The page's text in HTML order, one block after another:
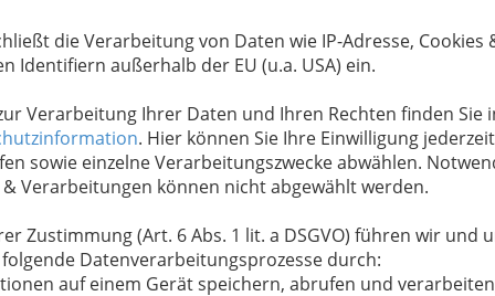
die Verarbeitung von Daten wie IP-Adresse, Cookies
Identifiern außerhalb der EU (u.a. USA) ein.
Verarbeitung Ihrer Daten und Ihren Rechten finden Sie
. Hier können Sie Ihre Einwilligung jederzeit
sowie einzelne Verarbeitungszwecke abwählen.
& Verarbeitungen können nicht abgewählt werden.
Zustimmung (Art. 6 Abs. 1 lit. a DSGVO) führen wir und
Datenverarbeitungsprozesse durch:
auf einem Gerät speichern, abrufen und
geschaffen werden. Die
(und rechts).
Hilfe in
am Wochenende und nachts,
undRettungsdienstensind hier vereint.
Notfälle in Ihrem Haushalt gibt es
undHotlines, die Ihnen bei einem
KreditkarteoderBankomatkarte verloren
die richtige